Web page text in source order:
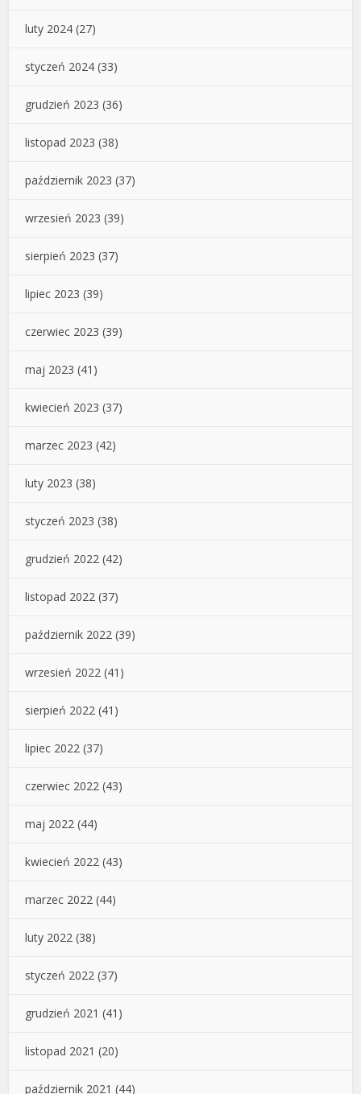
luty 2024 (27)
styczeń 2024 (33)
grudzień 2023 (36)
listopad 2023 (38)
październik 2023 (37)
wrzesień 2023 (39)
sierpień 2023 (37)
lipiec 2023 (39)
czerwiec 2023 (39)
maj 2023 (41)
kwiecień 2023 (37)
marzec 2023 (42)
luty 2023 (38)
styczeń 2023 (38)
grudzień 2022 (42)
listopad 2022 (37)
październik 2022 (39)
wrzesień 2022 (41)
sierpień 2022 (41)
lipiec 2022 (37)
czerwiec 2022 (43)
maj 2022 (44)
kwiecień 2022 (43)
marzec 2022 (44)
luty 2022 (38)
styczeń 2022 (37)
grudzień 2021 (41)
listopad 2021 (20)
październik 2021 (44)